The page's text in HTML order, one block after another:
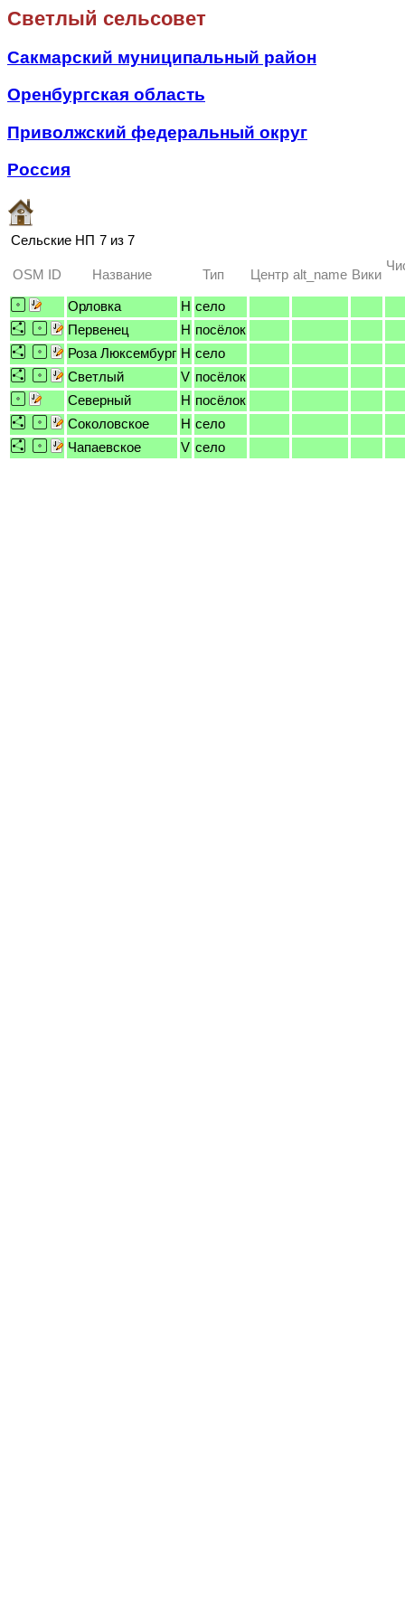
Светлый сельсовет
Сакмарский муниципальный район
Оренбургская область
Приволжский федеральный округ
Россия
Сельские НП 7 из 7
OSM ID Название Тип Центр alt_name Вики
Орловка H село
Первенец
H посёлок
Роза Люксембург H село
Светлый
V посёлок
Северный
H посёлок
Соколовское
H село
Чапаевское
V село